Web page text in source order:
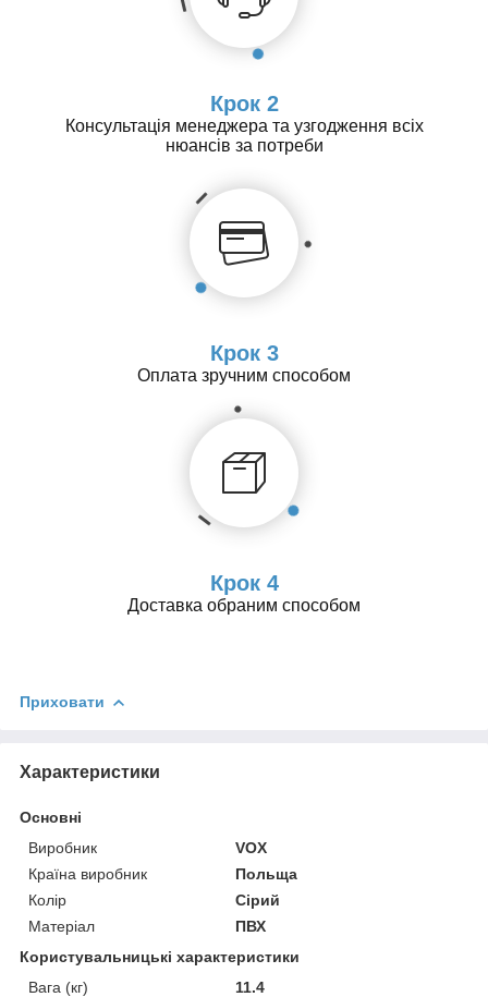
Крок 2
Консультація менеджера та узгодження всіх
нюансів за потреби
Крок 3
Оплата зручним способом
Крок 4
Доставка обраним способом
Приховати
Характеристики
Основні
Виробник
VOX
Країна виробник
Польща
Колір
Сірий
Матеріал
ПВХ
Користувальницькі характеристики
Вага (кг)
11.4